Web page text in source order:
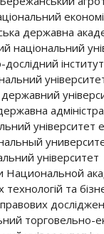
державна
національний
університет
університет
Национальной
технологій та
правових
торговельно-